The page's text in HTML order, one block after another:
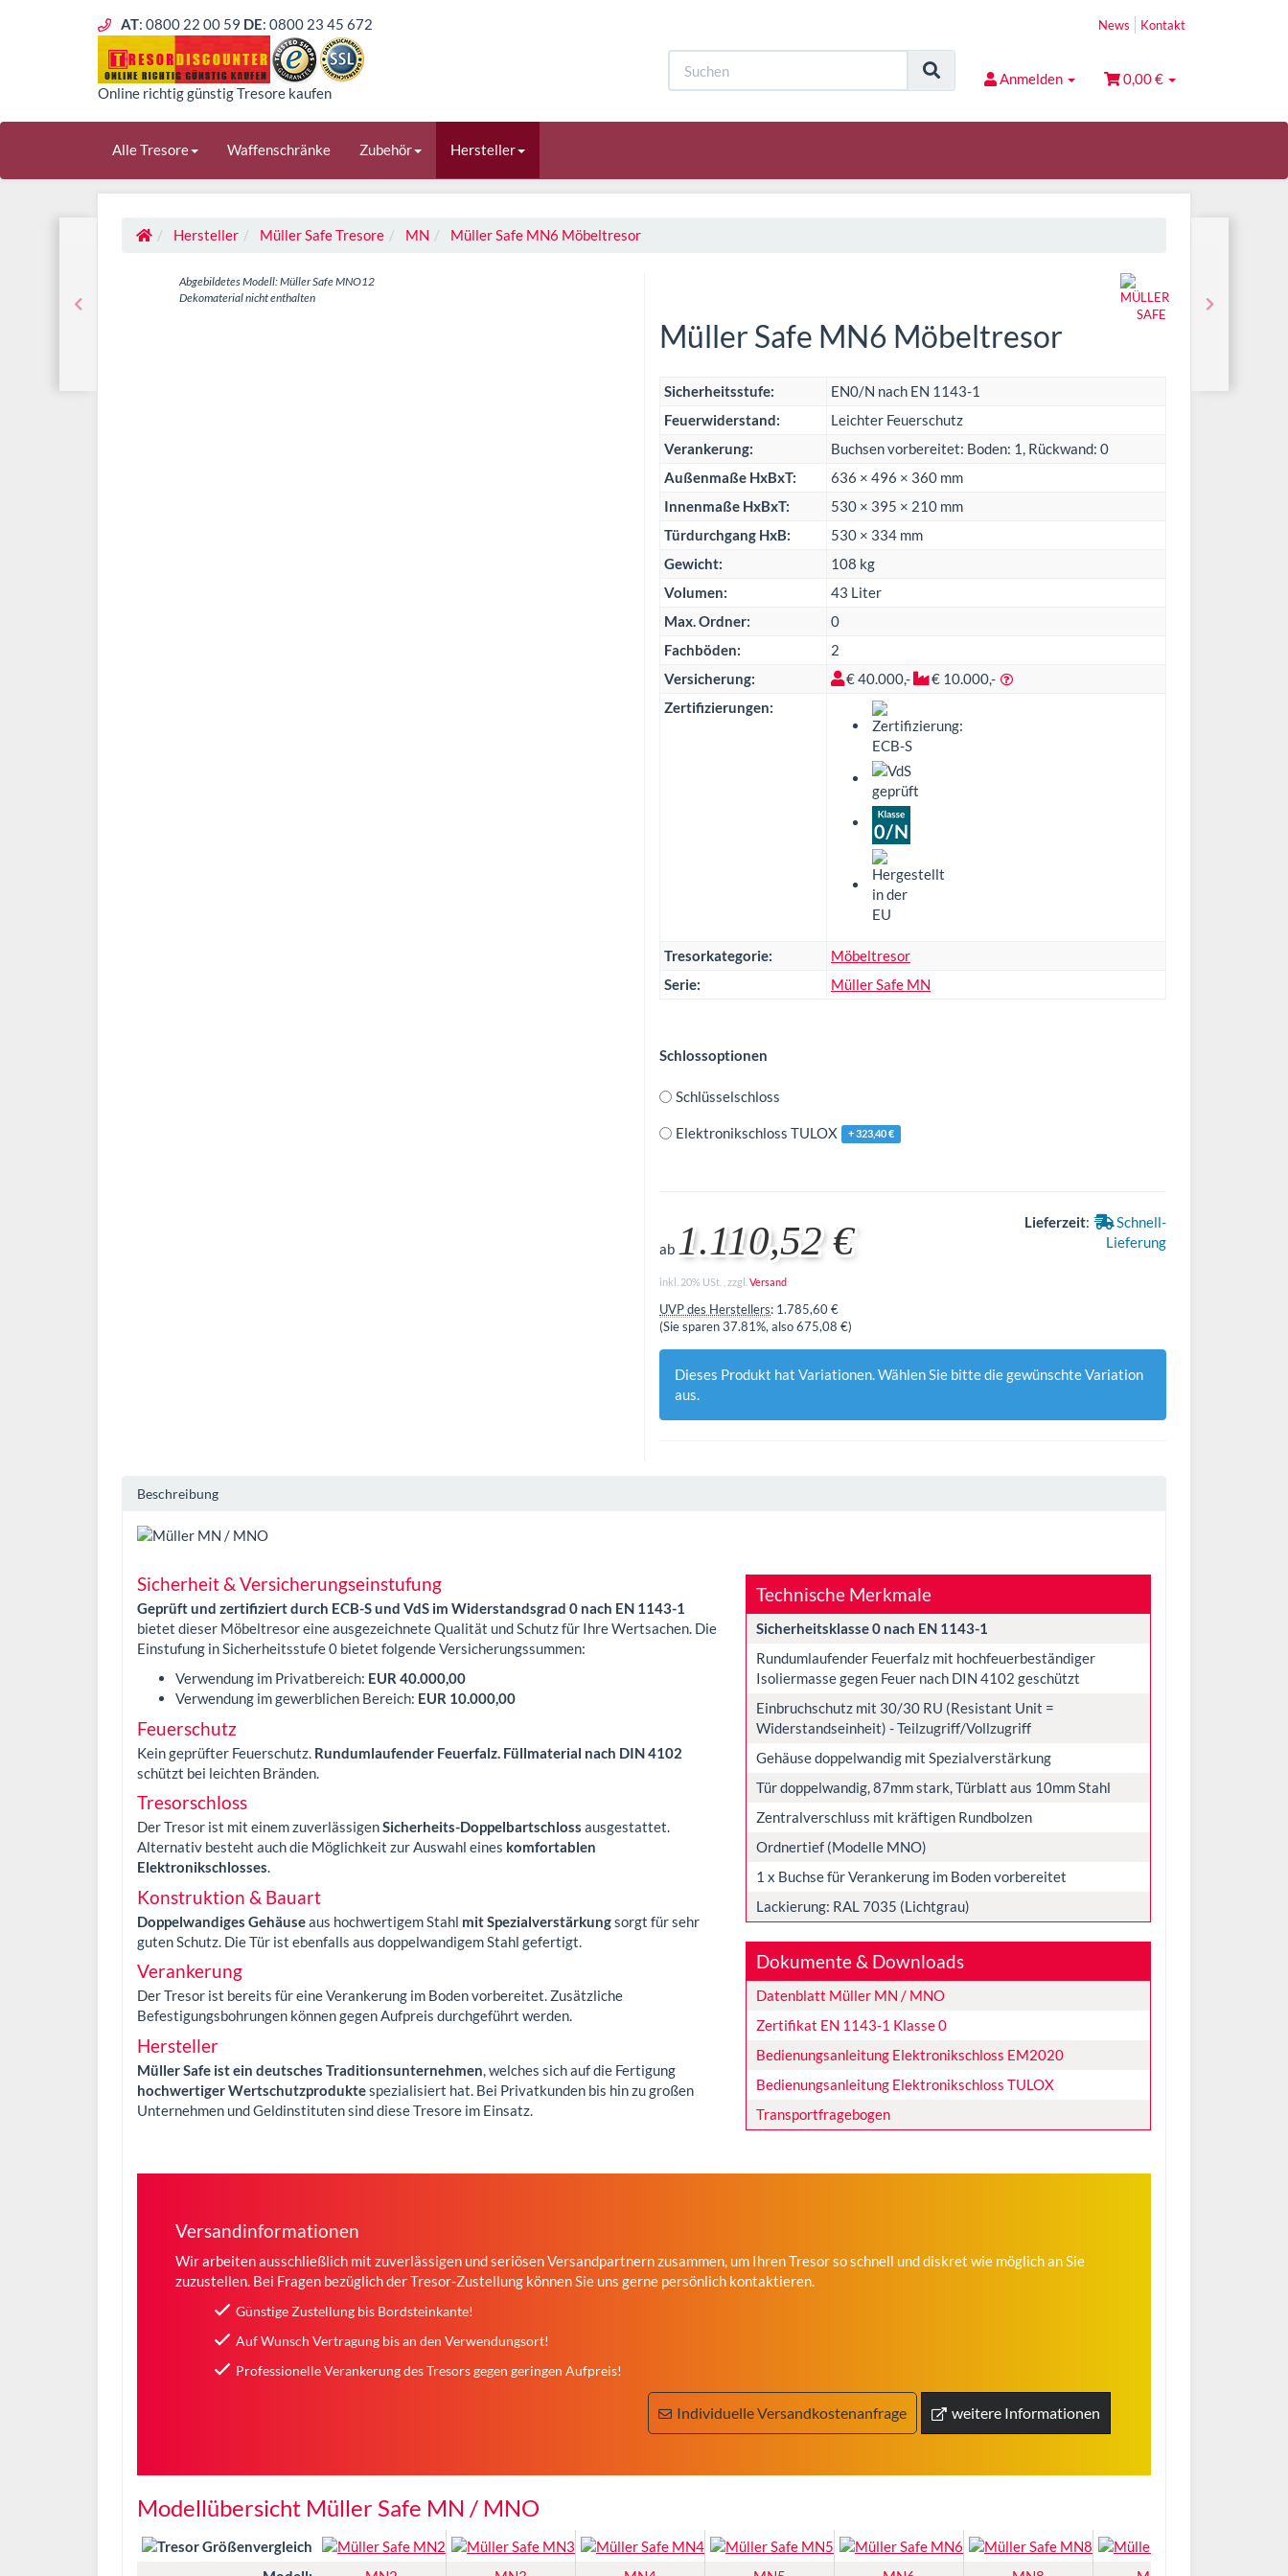
AT: 0800 22 00 59 DE: 0800 23 45 672 News Kontakt
Online richtig günstig Tresore kaufen
Anmelden 0,00 €
Alle Tresore Waffenschränke Zubehör Hersteller
Hersteller Müller Safe Tresore MN Müller Safe MN6 Möbeltresor
Abgebildetes Modell: Müller Safe MNO12
Dekomaterial nicht enthalten
Müller Safe MN6 Möbeltresor
Sicherheitsstufe:
EN0/N nach EN 1143-1
Feuerwiderstand:
Leichter Feuerschutz
Verankerung:
Buchsen vorbereitet: Boden: 1, Rückwand: 0
Außenmaße HxBxT:
636 × 496 × 360 mm
Innenmaße HxBxT:
530 × 395 × 210 mm
Türdurchgang HxB:
530 × 334 mm
Gewicht:
108 kg
Volumen:
43 Liter
Max. Ordner:
0
Fachböden:
2
Versicherung:
€ 40.000,-
€ 10.000,-
Zertifizierungen:
Tresorkategorie:
Möbeltresor
Serie:
Müller Safe MN
Schlossoptionen
Schlüsselschloss
Elektronikschloss TULOX + 323,40 €
ab 1.110,52 €
inkl. 20% USt. , zzgl. Versand
UVP des Herstellers: 1.785,60 €
(Sie sparen37.81%, also675,08 €)
Lieferzeit:
Schnell-
Lieferung
Dieses Produkt hat Variationen. Wählen Sie bitte die gewünschte Variation
aus.
Beschreibung
Sicherheit & Versicherungseinstufung
Geprüft und zertifiziert durch ECB-S und VdS im Widerstandsgrad 0 nach EN 1143-1
bietet dieser Möbeltresor eine ausgezeichnete Qualität und Schutz für Ihre Wertsachen. Die
Einstufung in Sicherheitsstufe 0 bietet folgende Versicherungssummen:
Verwendung im Privatbereich: EUR 40.000,00
Verwendung im gewerblichen Bereich: EUR 10.000,00
Feuerschutz
Kein geprüfter Feuerschutz. Rundumlaufender Feuerfalz. Füllmaterial nach DIN 4102
schützt bei leichten Bränden.
Tresorschloss
Der Tresor ist mit einem zuverlässigenSicherheits-Doppelbartschloss ausgestattet.
Alternativ besteht auch die Möglichkeit zur Auswahl eines komfortablen
Elektronikschlosses.
Konstruktion & Bauart
Doppelwandiges Gehäuseaus hochwertigem Stahl mit Spezialverstärkungsorgt für sehr
guten Schutz. Die Tür ist ebenfalls aus doppelwandigem Stahl gefertigt.
Verankerung
Der Tresor ist bereits für eine Verankerung im Boden vorbereitet. Zusätzliche
Befestigungsbohrungen können gegen Aufpreis durchgeführt werden.
Hersteller
Müller Safe ist ein deutsches Traditionsunternehmen, welches sich auf die Fertigung
hochwertiger Wertschutzproduktespezialisiert hat. Bei Privatkunden bis hin zu großen
Unternehmen und Geldinstituten sind diese Tresore im Einsatz.
Technische Merkmale
Sicherheitsklasse 0 nach EN 1143-1
Rundumlaufender Feuerfalz mit hochfeuerbeständiger
Isoliermasse gegen Feuer nach DIN 4102 geschützt
Einbruchschutz mit 30/30 RU (Resistant Unit =
Widerstandseinheit) - Teilzugriff/Vollzugriff
Gehäuse doppelwandig mit Spezialverstärkung
Tür doppelwandig, 87mm stark, Türblatt aus 10mm Stahl
Zentralverschluss mit kräftigen Rundbolzen
Ordnertief (Modelle MNO)
1 x Buchse für Verankerung im Boden vorbereitet
Lackierung: RAL 7035 (Lichtgrau)
Dokumente & Downloads
Datenblatt Müller MN / MNO
Zertifikat EN 1143-1 Klasse 0
Bedienungsanleitung Elektronikschloss EM2020
Bedienungsanleitung Elektronikschloss TULOX
Transportfragebogen
Versandinformationen
Wir arbeiten ausschließlich mit zuverlässigen und seriösen Versandpartnern zusammen, um Ihren Tresor so schnell und diskret wie möglich an Sie
zuzustellen. Bei Fragen bezüglich der Tresor-Zustellung können Sie uns gerne persönlich kontaktieren.
Günstige Zustellung bis Bordsteinkante!
Auf Wunsch Vertragung bis an den Verwendungsort!
Professionelle Verankerung des Tresors gegen geringen Aufpreis!
weitere Informationen
Individuelle Versandkostenanfrage
Modellübersicht Müller Safe MN / MNO